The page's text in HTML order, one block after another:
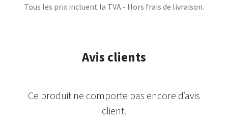
Tous les prix incluent la TVA - Hors frais de livraison.
Avis clients
Ce produit ne comporte pas encore d’avis
client.